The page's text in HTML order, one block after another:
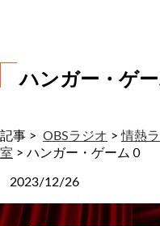
ハンガー・ゲー
記事 > OBSラジオ >情熱
室 > ハンガー・ゲーム０
2023/12/26